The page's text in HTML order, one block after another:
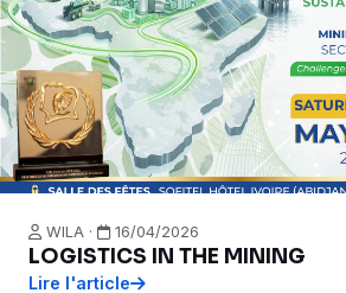
WILA · 16/04/2026
LOGISTICS IN THE MINING
Lire l'article